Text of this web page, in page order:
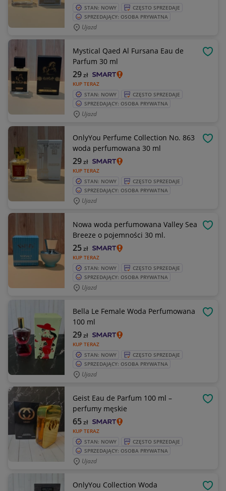
STAN: NOWY
CZĘSTO SPRZEDAJE
SPRZEDAJĄCY: OSOBA PRYWATNA
Ujazd
Mystical Qaed Al Fursana Eau de
Parfum 30 ml
KUP TERAZ
29zł
STAN: NOWY
CZĘSTO SPRZEDAJE
SPRZEDAJĄCY: OSOBA PRYWATNA
Ujazd
OnlyYou Perfume Collection No. 863
woda perfumowana 30 ml
KUP TERAZ
29zł
STAN: NOWY
CZĘSTO SPRZEDAJE
SPRZEDAJĄCY: OSOBA PRYWATNA
Ujazd
Nowa woda perfumowana Valley Sea
Breeze o pojemności 30 ml.
KUP TERAZ
25zł
STAN: NOWY
CZĘSTO SPRZEDAJE
SPRZEDAJĄCY: OSOBA PRYWATNA
Ujazd
Bella Le Female Woda Perfumowana
100 ml
KUP TERAZ
29zł
STAN: NOWY
CZĘSTO SPRZEDAJE
SPRZEDAJĄCY: OSOBA PRYWATNA
Ujazd
Geist Eau de Parfum 100 ml –
perfumy męskie
KUP TERAZ
65zł
STAN: NOWY
CZĘSTO SPRZEDAJE
SPRZEDAJĄCY: OSOBA PRYWATNA
Ujazd
OnlyYou Collection Woda